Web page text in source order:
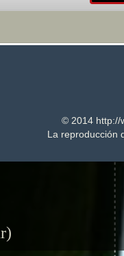
© 2014 http://
La reproducción